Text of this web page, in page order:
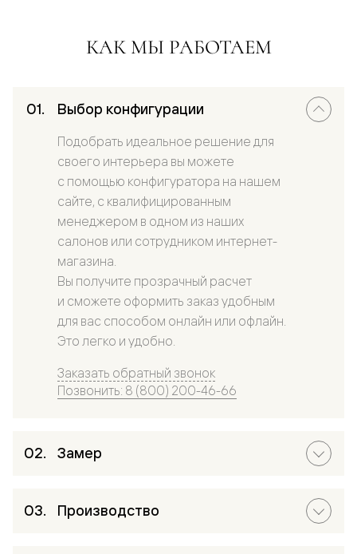
КАК МЫ РАБОТАЕМ
Выбор конфигурации
Подобрать идеальное решение для
своего интерьера вы можете
с помощью конфигуратора на нашем
сайте, с квалифицированным
менеджером в одном из наших
салонов или сотрудником интернет-
магазина.
Вы получите прозрачный расчет
и сможете оформить заказ удобным
для вас способом онлайн или офлайн.
Это легко и удобно.
Заказать обратный звонок
Позвонить: 8 (800) 200-46-66
Замер
Производство